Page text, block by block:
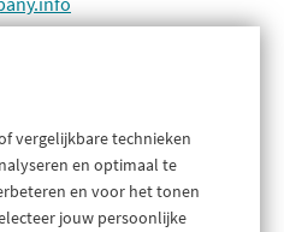
storingen
vergelijkbare technieken
en optimaal te
en voor het tonen
jouw persoonlijke